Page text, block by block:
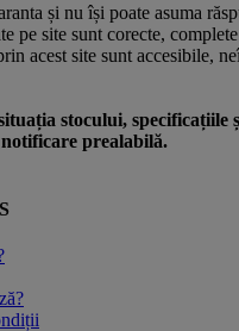
și nu își poate asuma
pe site sunt corecte,
acest site sunt accesibile,
stocului, specificațiile
prealabilă.